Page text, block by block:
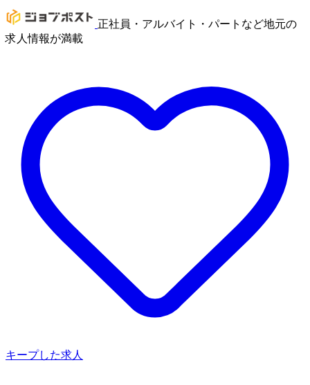
正社員・アルバイト・パートなど地元の
求人情報が満載
キープした求人